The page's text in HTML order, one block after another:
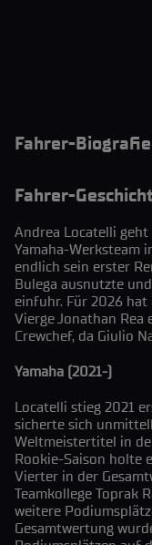
Fahrer-Biografie
Fahrer-
Andrea Locatelli
Yamaha-Werksteam
endlich sein erster
Bulega ausnutzte
einfuhr. Für 2026 hat
Vierge Jonathan Rea
Crewchef, da Giulio
Yamaha (2021-)
Locatelli stieg 2021
sicherte sich
Weltmeistertitel in
Rookie-Saison holte
Vierter in der
Teamkollege Toprak
weitere
Gesamtwertung